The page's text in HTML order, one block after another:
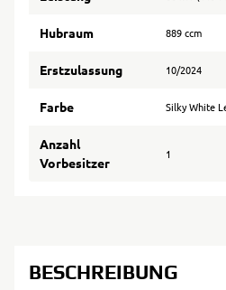
Hubraum 889 ccm
Erstzulassung 10/2024
Farbe Silky White
Anzahl
Vorbesitzer
1
BESCHREIBUNG